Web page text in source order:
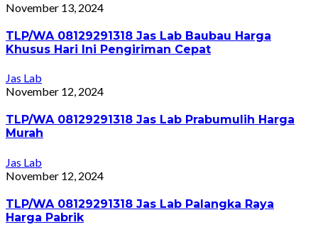
November 13, 2024
TLP/WA 08129291318 Jas Lab Baubau Harga
Khusus Hari Ini Pengiriman Cepat
Jas Lab
November 12, 2024
TLP/WA 08129291318 Jas Lab Prabumulih Harga
Murah
Jas Lab
November 12, 2024
TLP/WA 08129291318 Jas Lab Palangka Raya
Harga Pabrik